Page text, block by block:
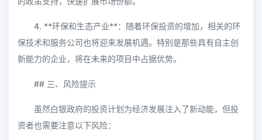
4. **环保和生态产业**：随着环保投资的增加，相关的环
保技术和服务公司也将迎来发展机遇。特别是那些具有自主创
新能力的企业，将在未来的项目中占据优势。
## 三、风险提示
虽然白银政府的投资计划为经济发展注入了新动能，但投
资者也需要注意以下风险：